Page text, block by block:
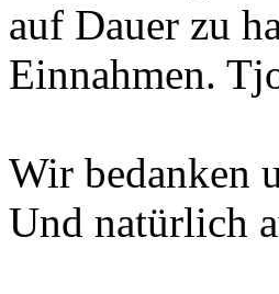
auf Dauer zu
Einnahmen.
Wir bedanken
Und natürlich